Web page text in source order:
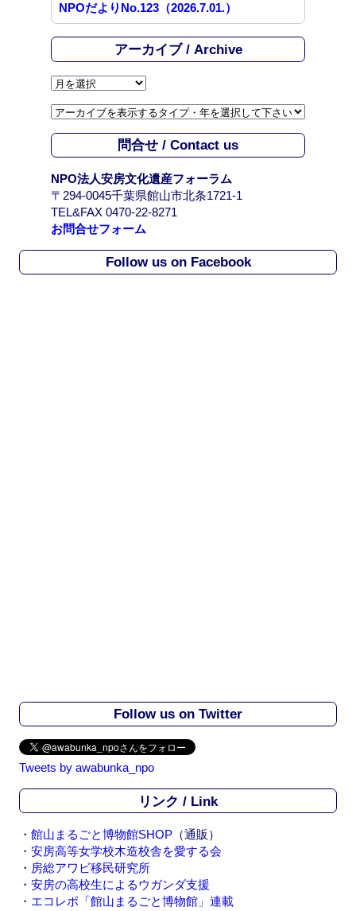
NPOだよりNo.123（2026.7.01.）
アーカイブ / Archive
ア
カ
イ
ブ
A
r
c
h
i
問合せ / Contact us
NPO法人安房文化遺産フォーラム
〒294-0045千葉県館山市北条1721-1
TEL&FAX 0470-22-8271
お問合せフォーム
Follow us on Facebook
Follow us on Twitter
Tweets by awabunka_npo
リンク / Link
・ 館山まるごと博物館SHOP （通販）
・ 安房高等女学校木造校舎を愛する会
・ 房総アワビ移民研究所
・ 安房の高校生によるウガンダ支援
・ エコレポ「館山まるごと博物館」連載